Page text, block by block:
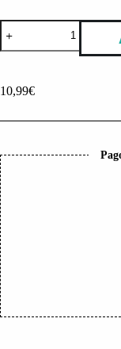
Correa
Collar
10,99€